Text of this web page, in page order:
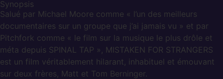
Synopsis
Salué par Michael Moore comme « l’un des meilleurs
documentaires sur un groupe que j’ai jamais vu » et par
Pitchfork comme « le film sur la musique le plus drôle et
méta depuis SPINAL TAP », MISTAKEN FOR STRANGERS
est un film véritablement hilarant, inhabituel et émouvant
sur deux frères, Matt et Tom Berninger.